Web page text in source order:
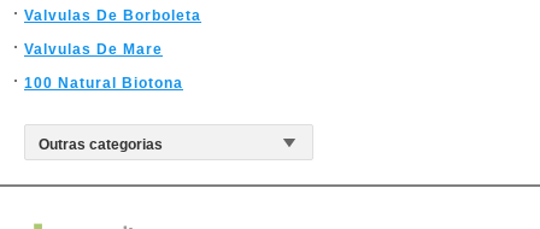
Valvulas De Borboleta
Valvulas De Mare
100 Natural Biotona